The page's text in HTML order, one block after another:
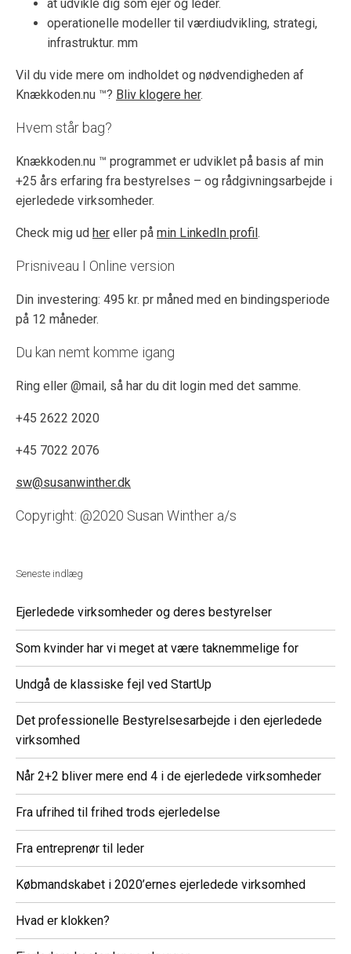
at udvikle dig som ejer og leder.
operationelle modeller til værdiudvikling, strategi,
infrastruktur. mm
Vil du vide mere om indholdet og nødvendigheden af
Knækkoden.nu ™? Bliv klogere her.
Hvem står bag?
Knækkoden.nu ™ programmet er udviklet på basis af min
+25 års erfaring fra bestyrelses – og rådgivningsarbejde i
ejerledede virksomheder.
Check mig ud her eller på min LinkedIn profil.
Prisniveau I Online version
Din investering: 495 kr. pr måned med en bindingsperiode
på 12 måneder.
Du kan nemt komme igang
Ring eller @mail, så har du dit login med det samme.
+45 2622 2020
+45 7022 2076
sw@susanwinther.dk
Copyright: @2020 Susan Winther a/s
Seneste indlæg
Ejerledede virksomheder og deres bestyrelser
Som kvinder har vi meget at være taknemmelige for
Undgå de klassiske fejl ved StartUp
Det professionelle Bestyrelsesarbejde i den ejerledede
virksomhed
Når 2+2 bliver mere end 4 i de ejerledede virksomheder
Fra ufrihed til frihed trods ejerledelse
Fra entreprenør til leder
Købmandskabet i 2020’ernes ejerledede virksomhed
Hvad er klokken?